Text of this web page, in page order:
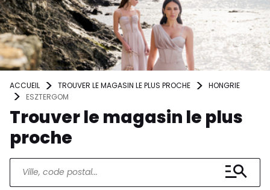
ACCUEIL TROUVER LE MAGASIN LE PLUS PROCHE
HONGRIE
ESZTERGOM
Trouver le magasin le plus
proche